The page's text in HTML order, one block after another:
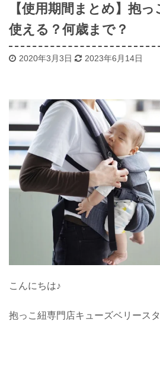
【使用期間まとめ】抱
使える？何歳まで？
2020年3月3日 2023年6月14日
こんにちは♪
抱っこ紐専門店キューズベリース